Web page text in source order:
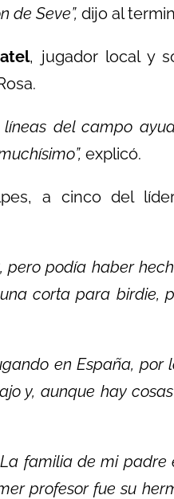
de Seve”, dijo al
, jugador local y
del campo
explicó.
a cinco del
podía haber
corta para birdie,
en España, por
y, aunque hay
familia de mi padre
profesor fue su